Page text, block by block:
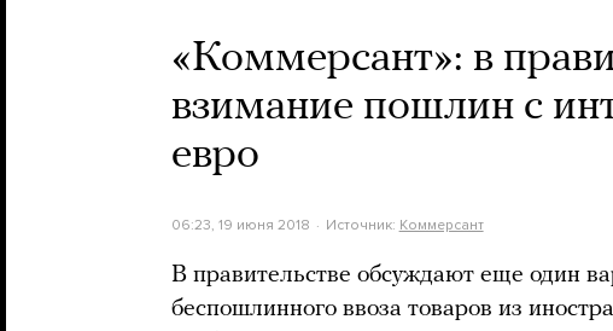
«Коммерсант»: в
взимание пошлин с
евро
06:23, 19 июня 2018 Источник: Коммерсант
В правительстве обсуждают еще один
беспошлинного ввоза товаров из